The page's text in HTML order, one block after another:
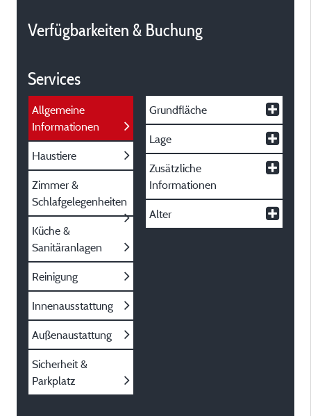
Verfügbarkeiten & Buchung
Services
Allgemeine
Informationen
Haustiere
Zimmer &
Schlafgelegenheiten
Küche &
Sanitäranlagen
Reinigung
Innenausstattung
Außenaustattung
Sicherheit &
Parkplatz
Grundfläche
Lage
Zusätzliche
Informationen
Alter